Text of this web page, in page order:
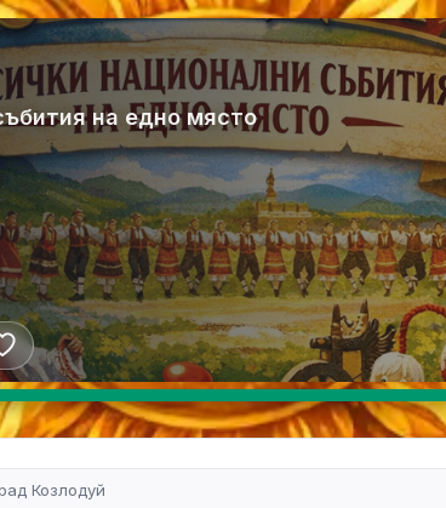
на едно място
Козлодуй